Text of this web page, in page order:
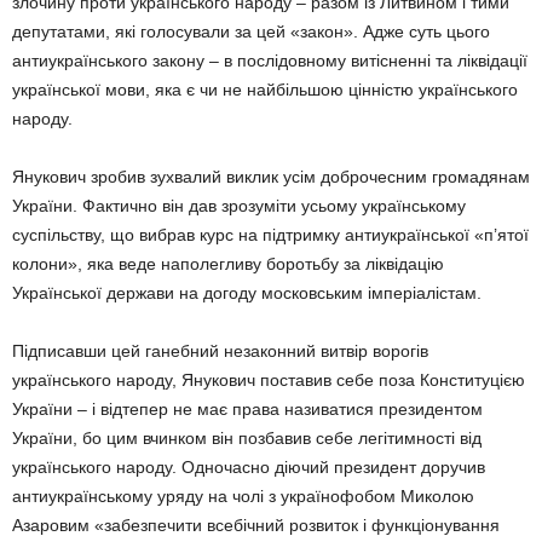
депутатами, які голосували за цей «закон». Адже суть цього
антиукраїнського закону – в послідовному витісненні та ліквідації
української мови, яка є чи не найбільшою цінністю українського
народу.
Янукович зробив зухвалий виклик усім доброчесним громадянам
України. Фактично він дав зрозуміти усьому українському
суспільству, що вибрав курс на підтримку антиукраїнської «п’ятої
колони», яка веде наполегливу боротьбу за ліквідацію
Української держави на догоду московським імперіалістам.
Підписавши цей ганебний незаконний витвір ворогів
українського народу, Янукович поставив себе поза Конституцією
України – і відтепер не має права називатися президентом
України, бо цим вчинком він позбавив себе легітимності від
українського народу. Одночасно діючий президент доручив
антиукраїнському уряду на чолі з українофобом Миколою
Азаровим «забезпечити всебічний розвиток і функціонування